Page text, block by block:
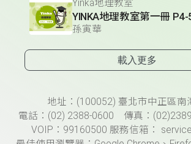
Yinka地理教室
YINKA地理教室第一冊 P4-
孫寅華
載入更多
頁尾資訊地址：(100052) 臺北市中正區南
電話：(02) 2388-0600 傳真：
VOIP：99160500 服務信箱：